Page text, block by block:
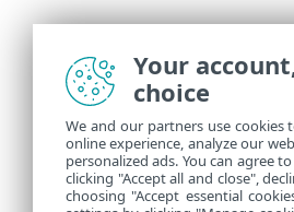
Your
choice
We and our partners use
online experience, analyze our
personalized ads. You can agree
clicking "Accept all and close",
choosing "Accept essential